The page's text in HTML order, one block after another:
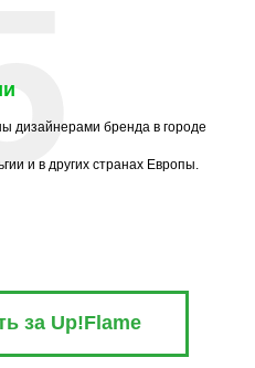
дизайнерами бренда в городе
и в других странах Европы.
за Up!Flame